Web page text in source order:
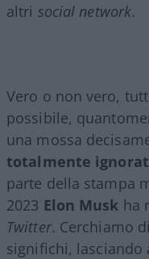
altri social network.
Vero o non vero,
possibile,
una mossa
totalmente
parte della stampa
2023 Elon Musk ha
Twitter. Cerchiamo
significhi, lasciando